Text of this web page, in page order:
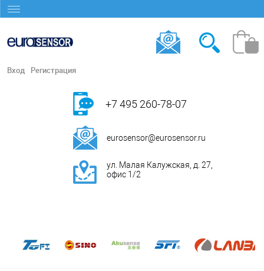
Вход Регистрация
+7 495 260-78-07
eurosensor@eurosensor.ru
ул. Малая Калужская, д. 27,
офис 1/2